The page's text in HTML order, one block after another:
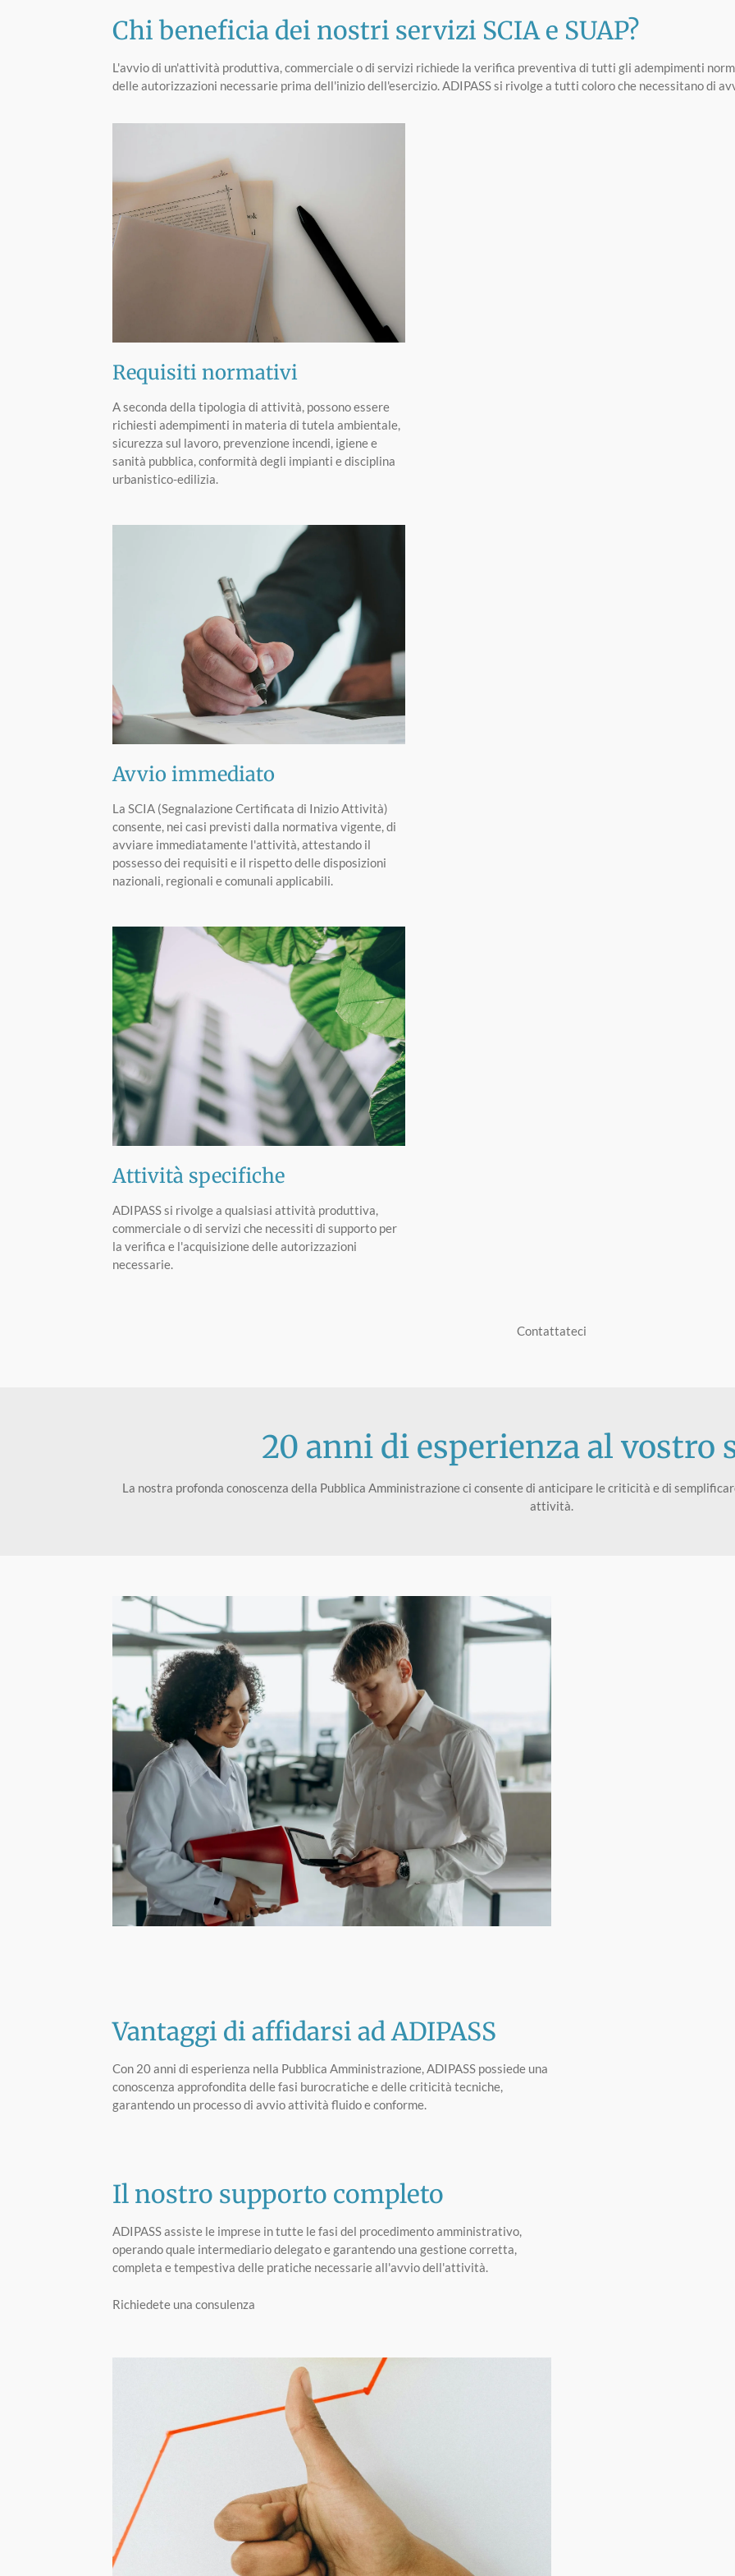
Chi beneficia dei nostri servizi SCIA e SUAP?
L'avvio di un'attività produttiva, commerciale o di servizi richiede la verifica preventiva di tutti gli adempimenti
delle autorizzazioni necessarie prima dell'inizio dell'esercizio. ADIPASS si rivolge a tutti coloro che necessitano di
Requisiti normativi
A seconda della tipologia di attività, possono essere
richiesti adempimenti in materia di tutela ambientale,
sicurezza sul lavoro, prevenzione incendi, igiene e
sanità pubblica, conformità degli impianti e disciplina
urbanistico-edilizia.
Avvio immediato
La SCIA (Segnalazione Certificata di Inizio Attività)
consente, nei casi previsti dalla normativa vigente, di
avviare immediatamente l'attività, attestando il
possesso dei requisiti e il rispetto delle disposizioni
nazionali, regionali e comunali applicabili.
Attività specifiche
ADIPASS si rivolge a qualsiasi attività produttiva,
commerciale o di servizi che necessiti di supporto per
la verifica e l'acquisizione delle autorizzazioni
necessarie.
Contattateci
20 anni di esperienza al vostro
La nostra profonda conoscenza della Pubblica Amministrazione ci consente di anticipare le criticità e di
attività.
Vantaggi di affidarsi ad ADIPASS
Con 20 anni di esperienza nella Pubblica Amministrazione, ADIPASS possiede una
conoscenza approfondita delle fasi burocratiche e delle criticità tecniche,
garantendo un processo di avvio attività fluido e conforme.
Il nostro supporto completo
ADIPASS assiste le imprese in tutte le fasi del procedimento amministrativo,
operando quale intermediario delegato e garantendo una gestione corretta,
completa e tempestiva delle pratiche necessarie all'avvio dell'attività.
Richiedete una consulenza